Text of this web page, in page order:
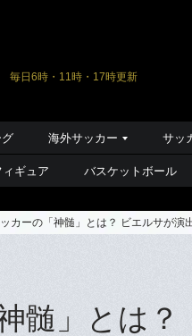
毎日6時・11時・17時更新
海外サッカー サッ
ィギュア バスケットボール
カーの「神髄」とは？ ビエルサが演
髄」とは？